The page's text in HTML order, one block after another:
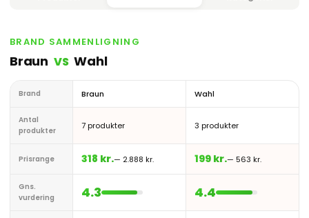
BRAND SAMMENLIGNING
Braun VS Wahl
Brand Braun Wahl
Antal
produkter
7 produkter 3 produkter
Prisrange 318 kr.— 2.888 kr. 199 kr.— 563 kr.
Gns.
vurdering
4.3 4.4